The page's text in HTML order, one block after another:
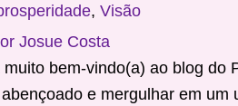
,Visão
Josue Costa
muito bem-vindo(a) ao blog do
e mergulhar em um